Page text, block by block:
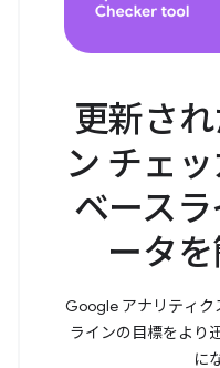
更新さ
ン チェ
ベース
ータ
Google アナリティク
ラインの目標をより
に